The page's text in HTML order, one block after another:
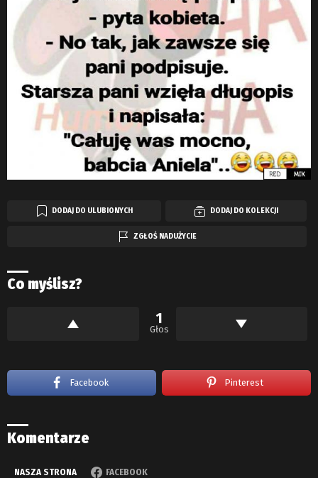
DODAJ DO ULUBIONYCH DODAJ DO KOLEKCJI
ZGŁOŚ NADUŻYCIE
Co myślisz?
1
Głos
Facebook Pinterest
Komentarze
NASZA STRONA FACEBOOK